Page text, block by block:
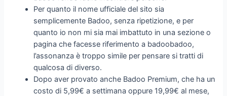
Per quanto il nome ufficiale del sito sia
semplicemente Badoo, senza ripetizione, e per
quanto io non mi sia mai imbattuto in una sezione o
pagina che facesse riferimento a badoobadoo,
l’assonanza è troppo simile per pensare si tratti di
qualcosa di diverso.
Dopo aver provato anche Badoo Premium, che ha un
costo di 5,99€ a settimana oppure 19,99€ al mese,